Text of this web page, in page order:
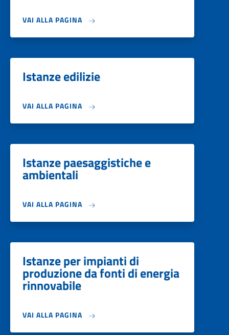
VAI ALLA PAGINA
Istanze edilizie
VAI ALLA PAGINA
Istanze paesaggistiche e
ambientali
VAI ALLA PAGINA
Istanze per impianti di
produzione da fonti di energia
rinnovabile
VAI ALLA PAGINA